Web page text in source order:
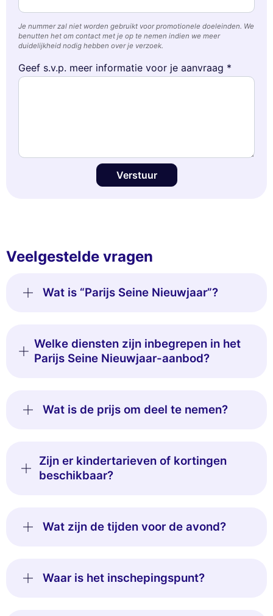
Je nummer zal niet worden gebruikt voor promotionele doeleinden. We
benutten het om contact met je op te nemen indien we meer
duidelijkheid nodig hebben over je verzoek.
Geef s.v.p. meer informatie voor je aanvraag *
Verstuur
Veelgestelde vragen
Wat is “Parijs Seine Nieuwjaar”?
Welke diensten zijn inbegrepen in het
Parijs Seine Nieuwjaar-aanbod?
Wat is de prijs om deel te nemen?
Zijn er kindertarieven of kortingen
beschikbaar?
Wat zijn de tijden voor de avond?
Waar is het inschepingspunt?